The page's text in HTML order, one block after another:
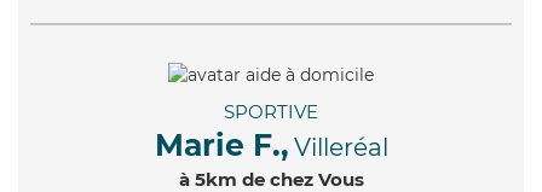
SPORTIVE
Marie F., Villeréal
à 5km de chez Vous